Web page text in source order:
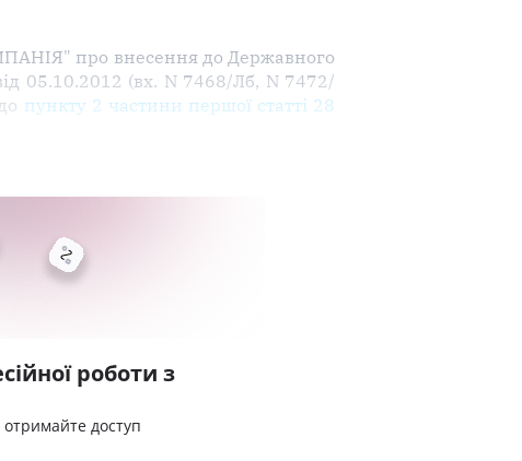
про внесення до Державного
05.10.2012 (вх. N 7468/Лб, N 7472/
пункту 2 частини першої статті 28
роботи з
отримайте доступ